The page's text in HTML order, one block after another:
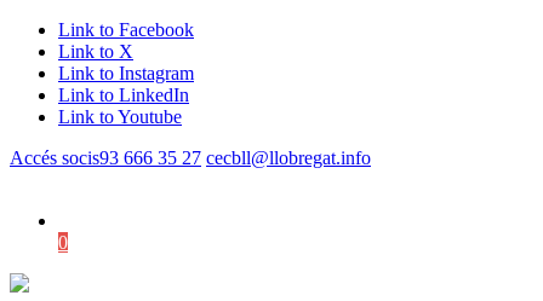
Link to Facebook
Link to X
Link to Instagram
Link to LinkedIn
Link to Youtube
Accés socis93 666 35 27 cecbll@llobregat.info
0